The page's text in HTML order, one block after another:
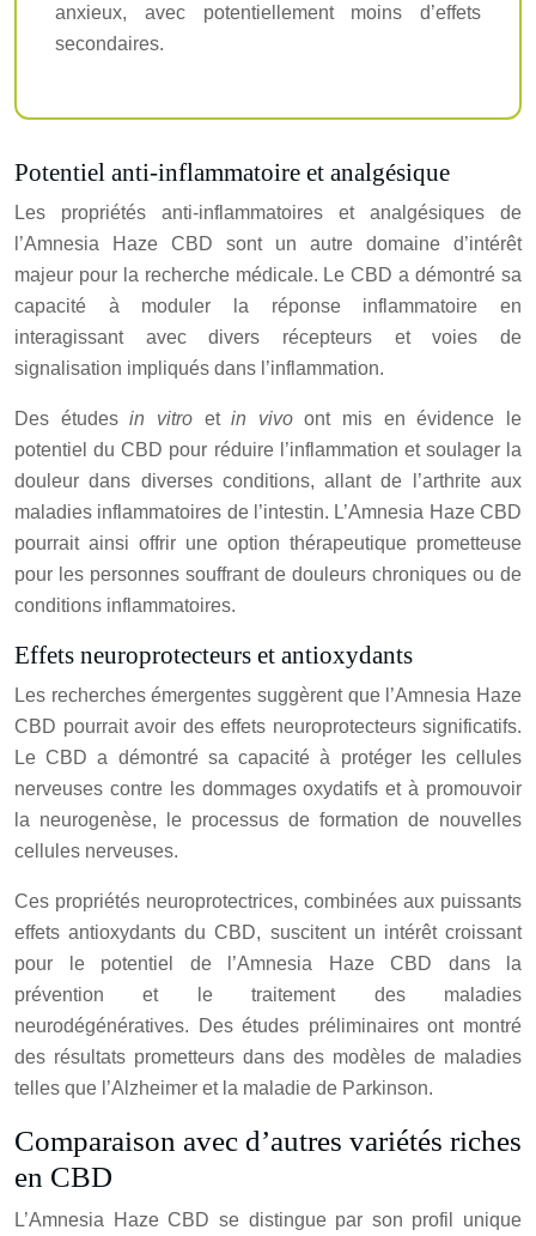
anxieux, avec potentiellement moins d’effets
secondaires.
Potentiel anti-inflammatoire et analgésique
Les propriétés anti-inflammatoires et analgésiques de
l’Amnesia Haze CBD sont un autre domaine d’intérêt
majeur pour la recherche médicale. Le CBD a démontré sa
capacité à moduler la réponse inflammatoire en
interagissant avec divers récepteurs et voies de
signalisation impliqués dans l’inflammation.
Des étudesin vitro etin vivoont mis en évidence le
potentiel du CBD pour réduire l’inflammation et soulager la
douleur dans diverses conditions, allant de l’arthrite aux
maladies inflammatoires de l’intestin. L’Amnesia Haze CBD
pourrait ainsi offrir une option thérapeutique prometteuse
pour les personnes souffrant de douleurs chroniques ou de
conditions inflammatoires.
Effets neuroprotecteurs et antioxydants
Les recherches émergentes suggèrent que l’Amnesia Haze
CBD pourrait avoir des effets neuroprotecteurs significatifs.
Le CBD a démontré sa capacité à protéger les cellules
nerveuses contre les dommages oxydatifs et à promouvoir
la neurogenèse, le processus de formation de nouvelles
cellules nerveuses.
Ces propriétés neuroprotectrices, combinées aux puissants
effets antioxydants du CBD, suscitent un intérêt croissant
pour le potentiel de l’Amnesia Haze CBD dans la
prévention et le traitement des maladies
neurodégénératives. Des études préliminaires ont montré
des résultats prometteurs dans des modèles de maladies
telles que l’Alzheimer et la maladie de Parkinson.
Comparaison avec d’autres variétés riches
en CBD
L’Amnesia Haze CBD se distingue par son profil unique